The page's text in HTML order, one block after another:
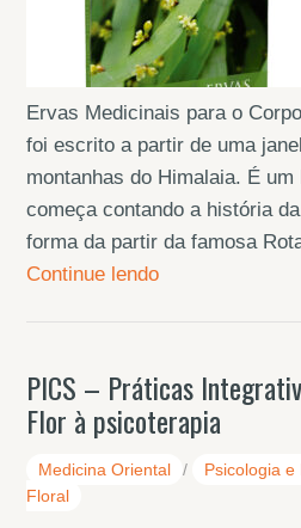
Ervas Medicinais para o
foi escrito a partir de uma
montanhas do Himalaia. É
começa contando a história
forma da partir da famosa
Continue lendo
PICS – Práticas
Flor à psicoterapia
Medicina Oriental / Psicologia e
Floral